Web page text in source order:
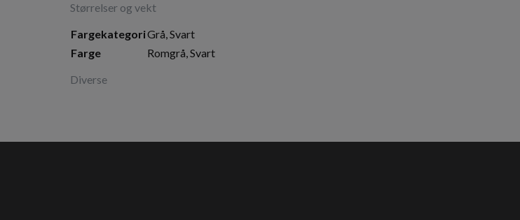
Størrelser og vekt
Diverse
FargekategoriGrå, Svart
Farge
Romgrå, Svart